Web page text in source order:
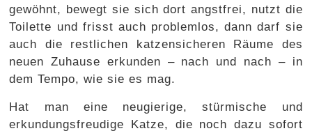
gewöhnt, bewegt sie sich dort angstfrei, nutzt die
Toilette und frisst auch problemlos, dann darf sie
auch die restlichen katzensicheren Räume des
neuen Zuhause erkunden – nach und nach – in
dem Tempo, wie sie es mag.
Hat man eine neugierige, stürmische und
erkundungsfreudige Katze, die noch dazu sofort